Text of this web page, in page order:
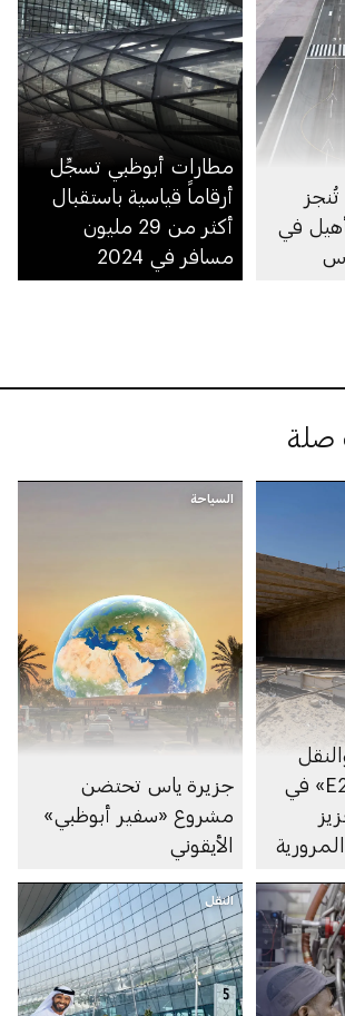
في
مطارات أبوظبي تسجِّل
أرقاماً قياسية باستقبال
أكثر من 29 مليون
مسافر في 2024
صلة
توسع طريق «E20» في
السياحة
جزيرة ياس تحتضن
مشروع «سفير أبوظبي»
الأيقوني
النقل